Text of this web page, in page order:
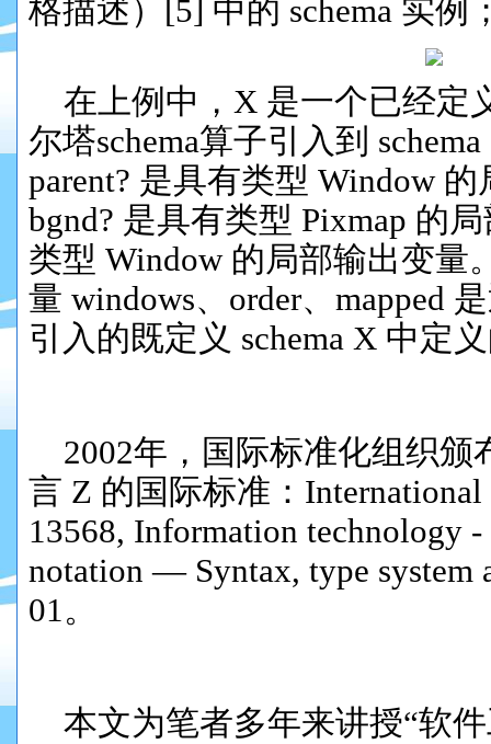
格描述）[5] 中的 schema 实例
在上例中 ，X 是一个已经定
尔塔schema算子引入到 schema
parent? 是具有类型 Window 的
bgnd? 是具有类型 Pixmap 的
类型 Window 的局部输出变量
量 windows、 order、mapped 是
引入的既定义 schema X 中定
2002年，国际标准化组织
言 Z 的国际标准：International
13568, Information technology -
notation — Syntax, type system
01。
本文为笔者多年来讲授“软